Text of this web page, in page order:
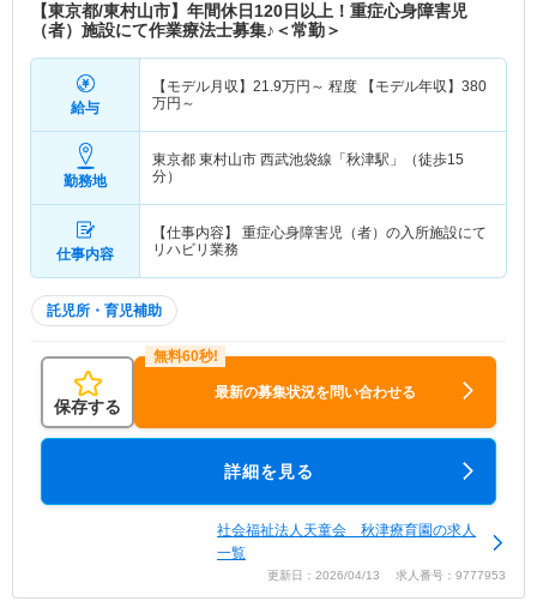
【東京都/東村山市】年間休日120日以上！重症心身障害児
（者）施設にて作業療法士募集♪＜常勤＞
給与
【モデル月収】 21.9万円～ 程度 【モデル年収】 380
万円～
勤務地
東京都 東村山市 西武池袋線「秋津駅」（徒歩15
分）
仕事内容
【仕事内容】 重症心身障害児（者）の入所施設にて
リハビリ業務
託児所・育児補助
保存する
最新の募集状況を問い合わせる
詳細を見る
社会福祉法人天童会 秋津療育園の求人
一覧
更新日：2026/04/13 求人番号：9777953